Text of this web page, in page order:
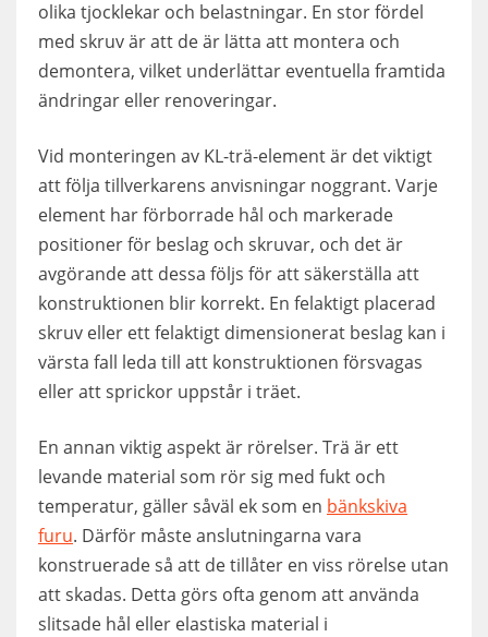
olika tjocklekar och belastningar. En stor fördel
med skruv är att de är lätta att montera och
demontera, vilket underlättar eventuella framtida
ändringar eller renoveringar.
Vid monteringen av KL-trä-element är det viktigt
att följa tillverkarens anvisningar noggrant. Varje
element har förborrade hål och markerade
positioner för beslag och skruvar, och det är
avgörande att dessa följs för att säkerställa att
konstruktionen blir korrekt. En felaktigt placerad
skruv eller ett felaktigt dimensionerat beslag kan i
värsta fall leda till att konstruktionen försvagas
eller att sprickor uppstår i träet.
En annan viktig aspekt är rörelser. Trä är ett
levande material som rör sig med fukt och
temperatur, gäller såväl ek som en bänkskiva
furu. Därför måste anslutningarna vara
konstruerade så att de tillåter en viss rörelse utan
att skadas. Detta görs ofta genom att använda
slitsade hål eller elastiska material i